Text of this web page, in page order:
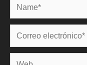
Name*
Correo
electrónico*
Web